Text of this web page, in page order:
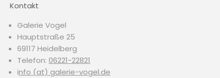
Kontakt
Galerie Vogel
Hauptstraße 25
69117 Heidelberg
Telefon: 06221-22821
info (at) galerie-vogel.de